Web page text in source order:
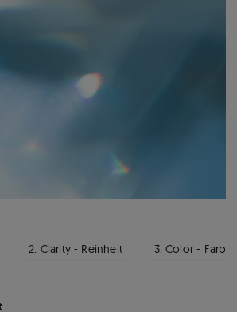
2. Clarity - Reinheit 3. Color - Farbe